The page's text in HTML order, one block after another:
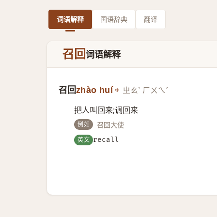
词语解释 国语辞典 翻译
召回词语解释
召回zhào huí ㄓㄠˋ ㄏㄨㄟˊ
把人叫回来;调回来
例如 召回大使
英文 recall